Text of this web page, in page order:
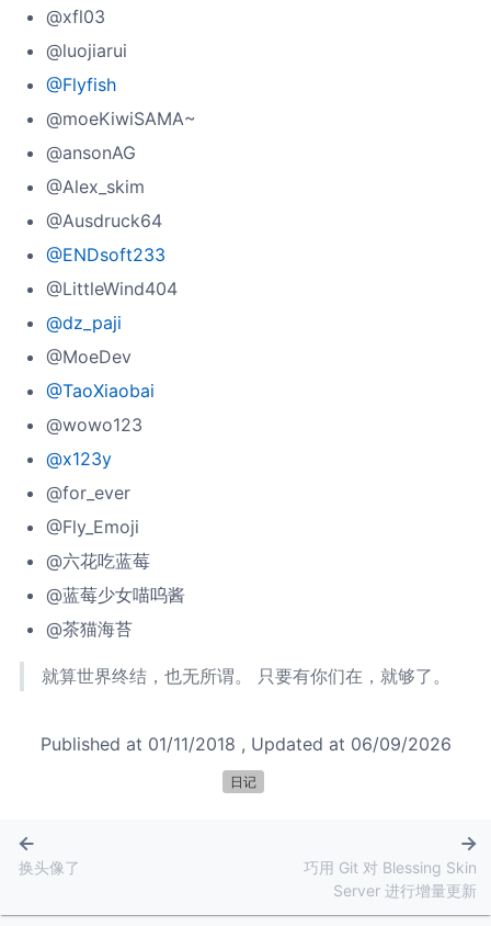
@xfl03
@luojiarui
@Flyfish
@moeKiwiSAMA~
@ansonAG
@Alex_skim
@Ausdruck64
@ENDsoft233
@LittleWind404
@dz_paji
@MoeDev
@TaoXiaobai
@wowo123
@x123y
@for_ever
@Fly_Emoji
@六花吃蓝莓
@蓝莓少女喵呜酱
@茶猫海苔
就算世界终结，也无所谓。 只要有你们在，就够了。
Published at 01/11/2018 , Updated at 06/09/2026
日记
换头像了
巧用 Git 对 Blessing Skin
Server 进行增量更新